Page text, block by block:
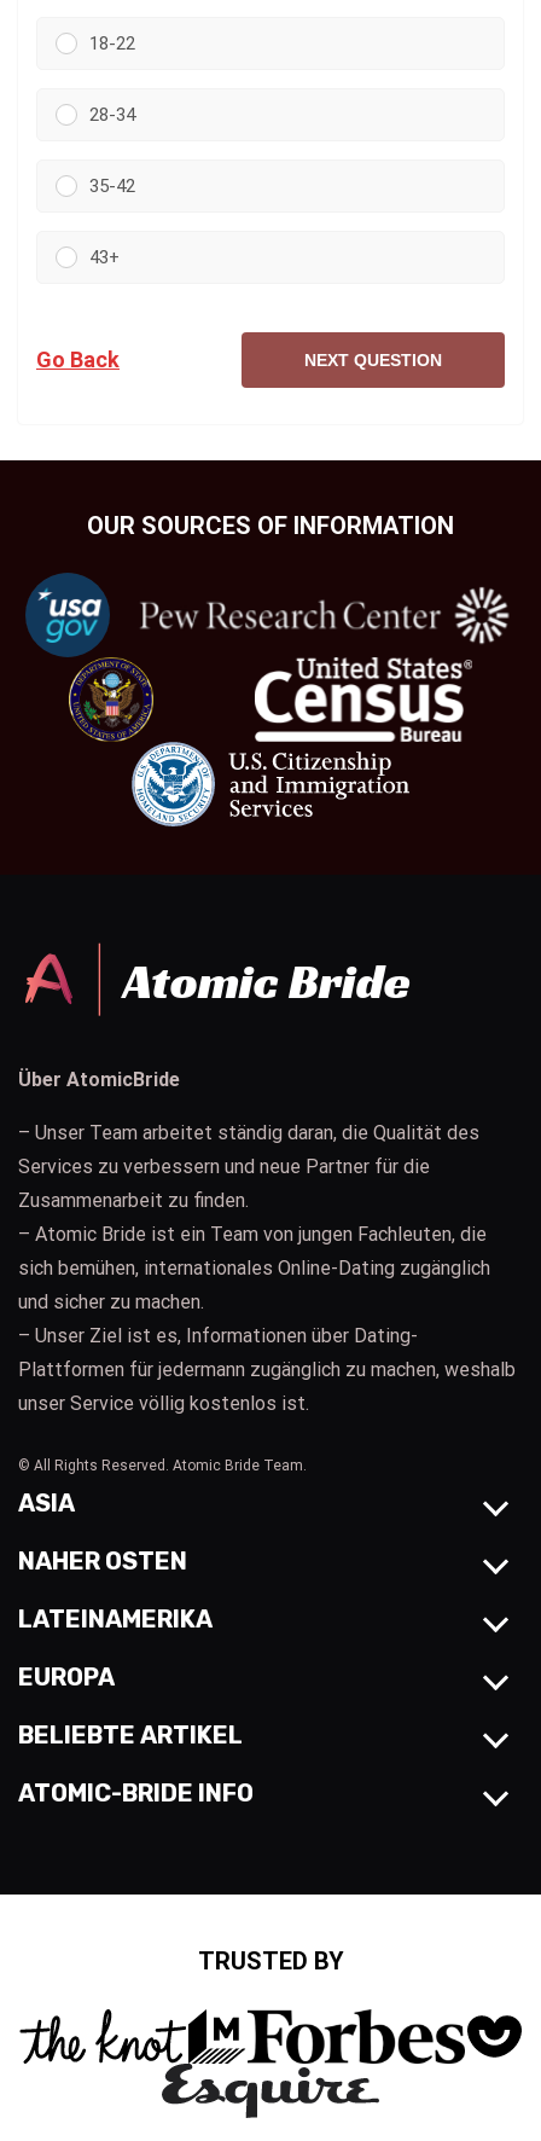
18-22
28-34
35-42
43+
Go Back NEXT QUESTION
OUR SOURCES OF INFORMATION
Über AtomicBride
– Unser Team arbeitet ständig daran, die Qualität des
Services zu verbessern und neue Partner für die
Zusammenarbeit zu finden.
– Atomic Bride ist ein Team von jungen Fachleuten, die
sich bemühen, internationales Online-Dating zugänglich
und sicher zu machen.
– Unser Ziel ist es, Informationen über Dating-
Plattformen für jedermann zugänglich zu machen, weshalb
unser Service völlig kostenlos ist.
© All Rights Reserved. Atomic Bride Team.
ASIA
NAHER OSTEN
LATEINAMERIKA
EUROPA
BELIEBTE ARTIKEL
ATOMIC-BRIDE INFO
TRUSTED BY